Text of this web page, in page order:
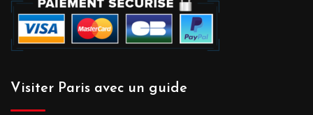
Visiter Paris avec un guide